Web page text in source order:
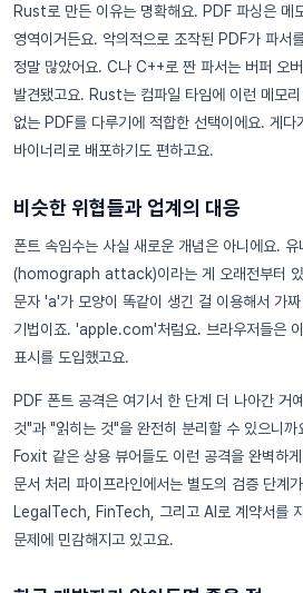
Rust로 만든 이유는 명확해요. PDF 파싱은 메
영역이거든요. 악의적으로 조작된 PDF가 파서
정말 많았어요. C나 C++로 짠 파서는 버퍼 오
발견됐고요. Rust는 컴파일 타임에 이런 메모
없는 PDF를 다루기에 적합한 선택이에요. 게다
바이너리로 배포하기도 편하고요.
비슷한 위협들과 업계의 대응
폰트 속임수는 사실 새로운 개념은 아니에요.
(homograph attack)이라는 게 오래전부터 있
문자 'a'가 모양이 똑같이 생긴 걸 이용해서 가
기법이죠. 'аpple.com'처럼요. 브라우저들은
표시를 도입했고요.
PDF 폰트 공격은 여기서 한 단계 더 나아간 거
것"과 "읽히는 것"을 완전히 분리할 수 있으
Foxit 같은 상용 뷰어들도 이런 공격을 완벽하
문서 처리 파이프라인에서는 별도의 검증 단계
LegalTech, FinTech, 그리고 AI로 계약서를
문제에 민감해지고 있고요.